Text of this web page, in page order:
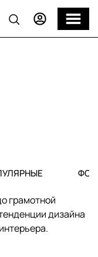
грамотной
дизайна